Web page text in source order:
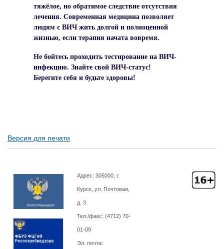
тяжёлое, но обратимое следствие отсутствия
лечения. Современная медицина позволяет
людям с ВИЧ жить долгой и полноценной
жизнью, если терапия начата вовремя.
Не бойтесь проходить тестирование на ВИЧ-
инфекцию. Знайте свой ВИЧ-статус!
Берегите себя и будьте здоровы!
Версия для печати
Адрес: 305000, г.
Курск, ул. Почтовая,
д. 3
Тел./факс: (4712) 70-
01-09
Эл. почта: